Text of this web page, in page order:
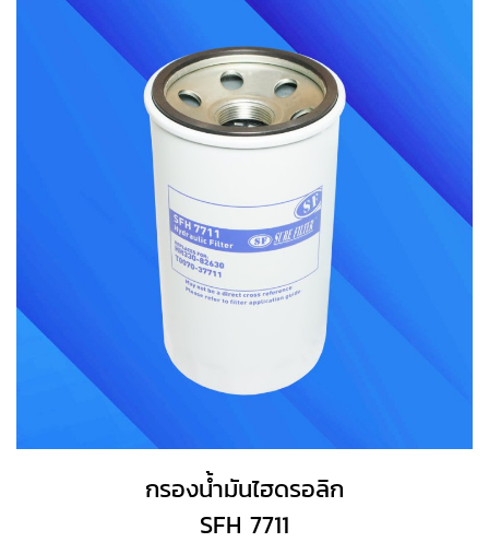
กรองน้ำมันไฮดรอลิก
SFH 7711